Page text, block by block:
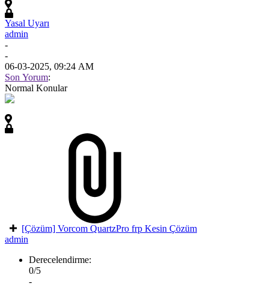
Yasal Uyarı
admin
-
-
06-03-2025, 09:24 AM
Son Yorum:
Normal Konular
[Çözüm] Vorcom QuartzPro frp Kesin Çözüm
admin
Derecelendirme:
0/5
-